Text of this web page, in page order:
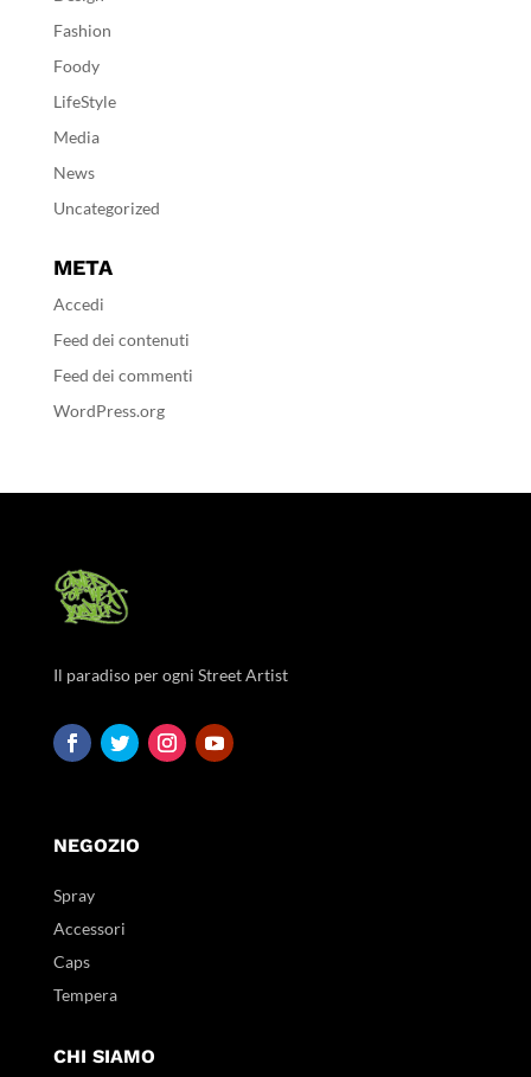
Fashion
Foody
LifeStyle
Media
News
Uncategorized
META
Accedi
Feed dei contenuti
Feed dei commenti
WordPress.org
Il paradiso per ogni Street Artist
NEGOZIO
Spray
Accessori
Caps
Tempera
CHI SIAMO